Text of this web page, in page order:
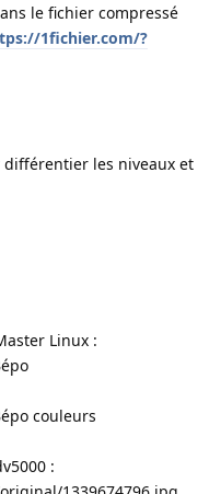
le fichier compressé
1fichier.com/?
les niveaux et
Linux :
: